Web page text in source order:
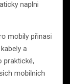
naplni
mobily přinasi
a
praktické,
mobilnich